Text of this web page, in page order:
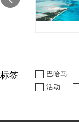
标签 巴哈马
活动